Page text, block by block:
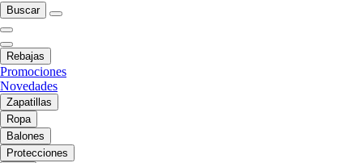
Buscar
Rebajas
Promociones
Novedades
Zapatillas
Ropa
Balones
Protecciones